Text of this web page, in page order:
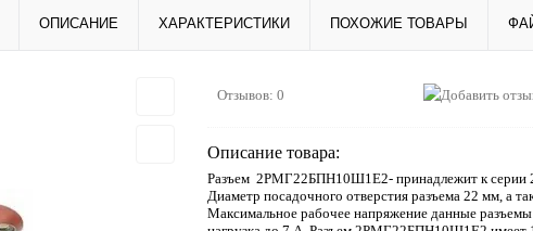
ОПИСАНИЕ ХАРАКТЕРИСТИКИ ПОХОЖИЕ ТОВАРЫ
Отзывов: 0
Описание товара:
Разъем 2РМГ22БПН10Ш1Е2- принадлежит к серии
Диаметр посадочного отверстия разъема 22 мм, а
Максимальное рабочее напряжение данные